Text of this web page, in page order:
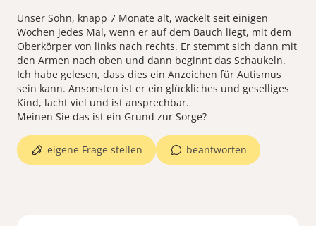
Unser Sohn, knapp 7 Monate alt, wackelt seit einigen
Wochen jedes Mal, wenn er auf dem Bauch liegt, mit dem
Oberkörper von links nach rechts. Er stemmt sich dann mit
den Armen nach oben und dann beginnt das Schaukeln.
Ich habe gelesen, dass dies ein Anzeichen für Autismus
sein kann. Ansonsten ist er ein glückliches und geselliges
Kind, lacht viel und ist ansprechbar.
beantworten
eigene Frage stellen